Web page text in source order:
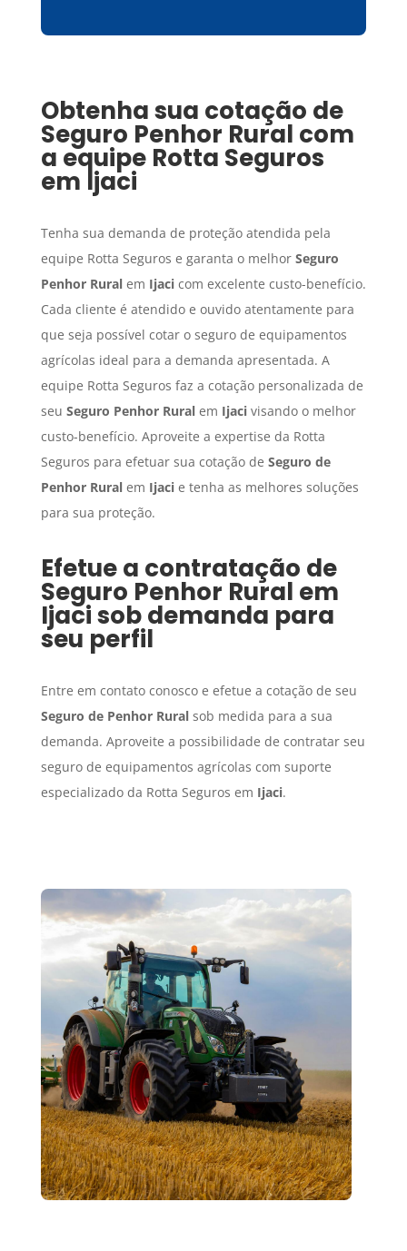
Obtenha sua cotação de
Seguro Penhor Rural com
a equipe Rotta Seguros
em Ijaci
Tenha sua demanda de proteção atendida pela
equipe Rotta Seguros e garanta o melhor Seguro
Penhor Ruralem Ijacicom excelente custo-benefício.
Cada cliente é atendido e ouvido atentamente para
que seja possível cotar o seguro de equipamentos
agrícolas ideal para a demanda apresentada. A
equipe Rotta Seguros faz a cotação personalizada de
seu Seguro Penhor Ruralem Ijacivisando o melhor
custo-benefício. Aproveite a expertise da Rotta
Seguros para efetuar sua cotação de Seguro de
Penhor Ruralem Ijacie tenha as melhores soluções
para sua proteção.
Efetue a contratação de
Seguro Penhor Rural em
Ijacisob demanda para
seu perfil
Entre em contato conosco e efetue a cotação de seu
Seguro de Penhor Ruralsob medida para a sua
demanda. Aproveite a possibilidade de contratar seu
seguro de equipamentos agrícolas com suporte
especializado da Rotta Seguros em Ijaci.